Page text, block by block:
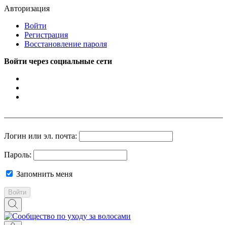
Авторизация
Войти
Регистрация
Восстановление пароля
Войти через социальные сети
Логин или эл. почта:
Пароль:
Запомнить меня
Войти